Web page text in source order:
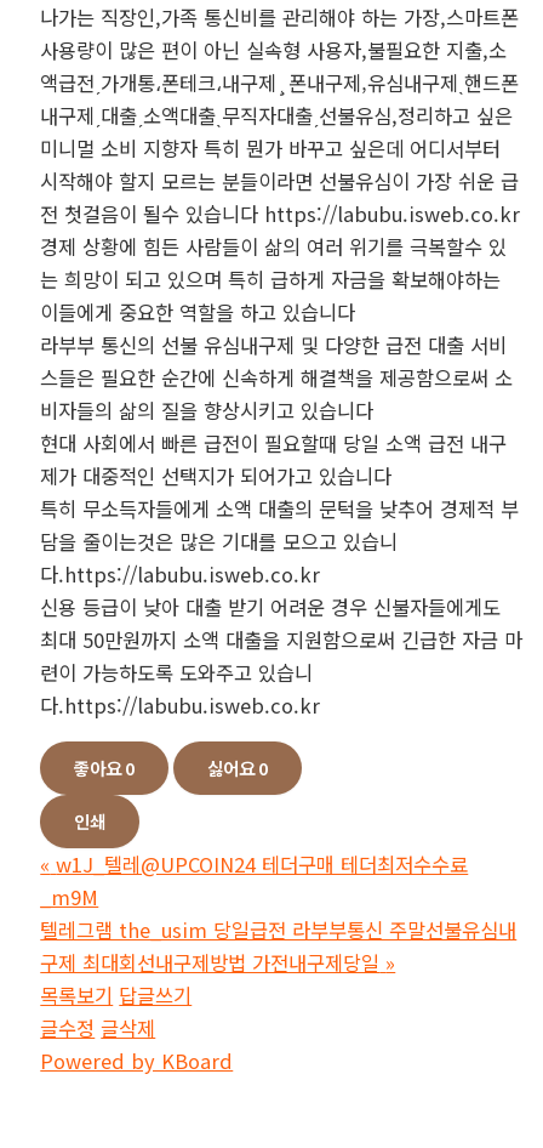
나가는 직장인,가족 통신비를 관리해야 하는 가장,스마트폰
사용량이 많은 편이 아닌 실속형 사용자,불필요한 지출,소
액급전ˏ가개통،폰테크،내구제¸폰내구제‚유심내구제ˎ핸드폰
내구제ˏ대출ˏ소액대출ˎ무직자대출ˏ선불유심,정리하고 싶은
미니멀 소비 지향자 특히 뭔가 바꾸고 싶은데 어디서부터
시작해야 할지 모르는 분들이라면 선불유심이 가장 쉬운 급
전 첫걸음이 될수 있습니다 https://labubu.isweb.co.kr
경제 상황에 힘든 사람들이 삶의 여러 위기를 극복할수 있
는 희망이 되고 있으며 특히 급하게 자금을 확보해야하는
이들에게 중요한 역할을 하고 있습니다
라부부 통신의 선불 유심내구제 및 다양한 급전 대출 서비
스들은 필요한 순간에 신속하게 해결책을 제공함으로써 소
비자들의 삶의 질을 향상시키고 있습니다
현대 사회에서 빠른 급전이 필요할때 당일 소액 급전 내구
제가 대중적인 선택지가 되어가고 있습니다
특히 무소득자들에게 소액 대출의 문턱을 낮추어 경제적 부
담을 줄이는것은 많은 기대를 모으고 있습니
다.https://labubu.isweb.co.kr
신용 등급이 낮아 대출 받기 어려운 경우 신불자들에게도
최대 50만원까지 소액 대출을 지원함으로써 긴급한 자금 마
련이 가능하도록 도와주고 있습니
다.https://labubu.isweb.co.kr
좋아요0 싫어요0
인쇄
« w1J_텔레@UPCOIN24 테더구매 테더최저수수료
_m9M
텔레그램 the_usim 당일급전 라부부통신 주말선불유심내
구제 최대회선내구제방법 가전내구제당일 »
목록보기 답글쓰기
글수정 글삭제
Powered by KBoard